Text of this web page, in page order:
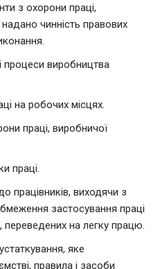
з охорони праці,
надано чинність правових
процеси виробництва
на робочих місцях.
праці, виробничої
праці.
працівників, виходячи з
застосування праці
переведених на легку працю.
яке
правила і засоби